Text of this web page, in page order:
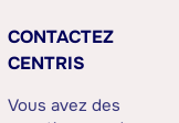
CONTACTEZ
CENTRIS
Vous avez des